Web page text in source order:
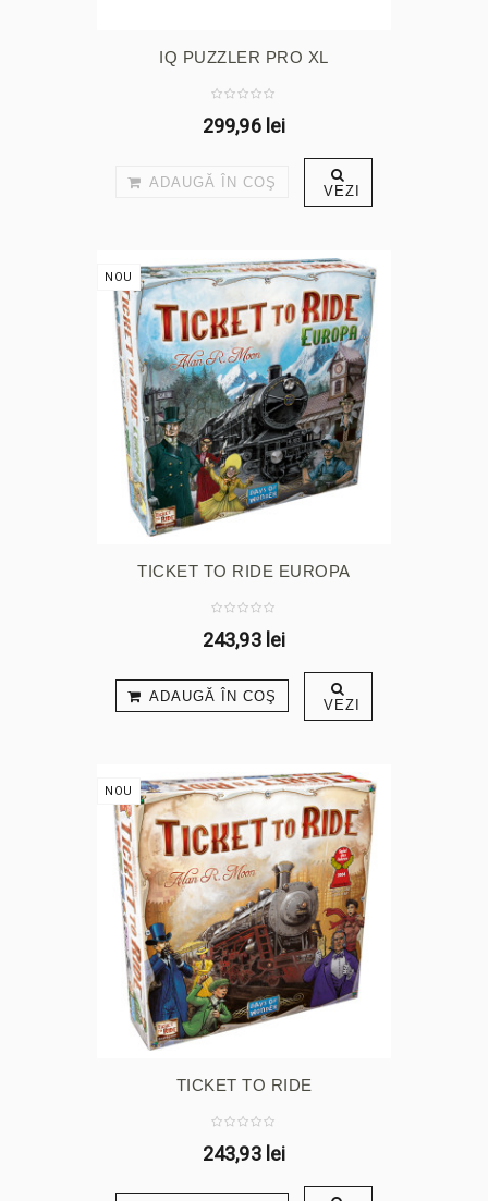
IQ PUZZLER PRO XL
299,96 lei
ADAUGĂ ÎN COŞ VEZI
NOU
TICKET TO RIDE EUROPA
243,93 lei
ADAUGĂ ÎN COŞ VEZI
NOU
TICKET TO RIDE
243,93 lei